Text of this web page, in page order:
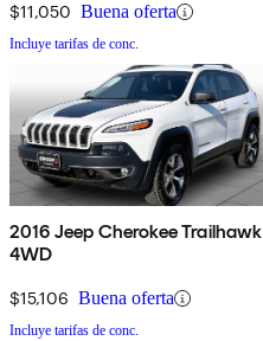
$11,050 Buena oferta
Incluye tarifas de conc.
2016 Jeep Cherokee Trailhawk
4WD
$15,106 Buena oferta
Incluye tarifas de conc.